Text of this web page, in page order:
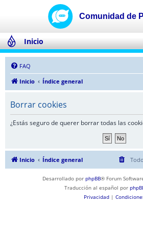
Inicio
FAQ
Inicio
Índice general
Borrar cookies
¿Estás seguro de querer borrar todas las
Inicio Índice general
Desarrollado por phpBB® Forum
Traducción al español por
Privacidad |